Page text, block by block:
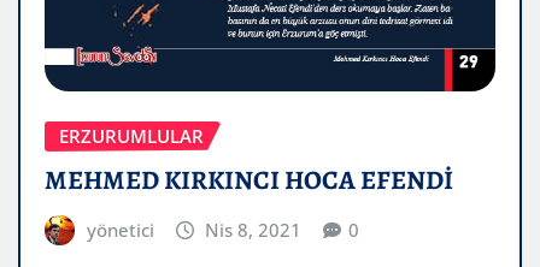
ERZURUMLULAR
MEHMED KIRKINCI HOCA EFENDİ
yönetici Nis 8, 2021 0